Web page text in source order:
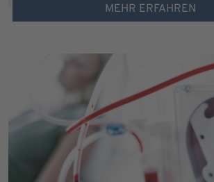
MEHR ERFAHREN